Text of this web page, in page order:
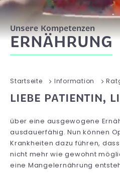
Unsere Kompetenzen
ERNÄHRUNG
Startseite Information
LIEBE PATIENTIN,
über eine ausgewogene
ausdauerfähig. Nun können
Krankheiten dazu führen,
nicht mehr wie gewohnt
eine Mangelernährung